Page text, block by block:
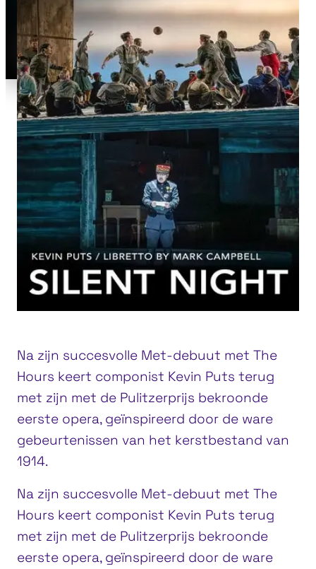
Na zijn succesvolle Met-debuut met The
Hours keert componist Kevin Puts terug
met zijn met de Pulitzerprijs bekroonde
eerste opera, geïnspireerd door de ware
gebeurtenissen van het kerstbestand van
1914.
Na zijn succesvolle Met-debuut met The
Hours keert componist Kevin Puts terug
met zijn met de Pulitzerprijs bekroonde
eerste opera, geïnspireerd door de ware